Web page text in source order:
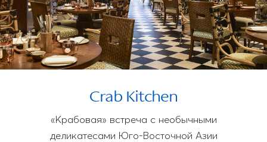
Crab Kitchen
«Крабовая» встреча с необычными
деликатесами Юго-Восточной Азии